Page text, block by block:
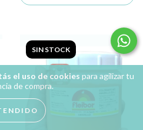
el uso de cookies para agilizar tu
de compra.
SIN STOCK